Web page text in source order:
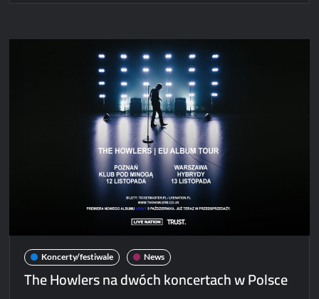
dwóch
koncertach
Polsce!
Koncerty/festiwale News
The Howlers na dwóch koncertach w Polsce